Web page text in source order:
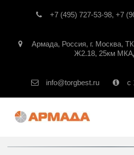
+7 (495) 727-53-98, +7
Армада, Россия, г. Москва,
Ж2.18, 25км
info@torgbest.ru с